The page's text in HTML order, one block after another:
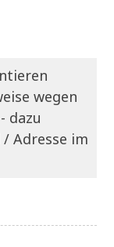
wegen
dazu
Adresse im